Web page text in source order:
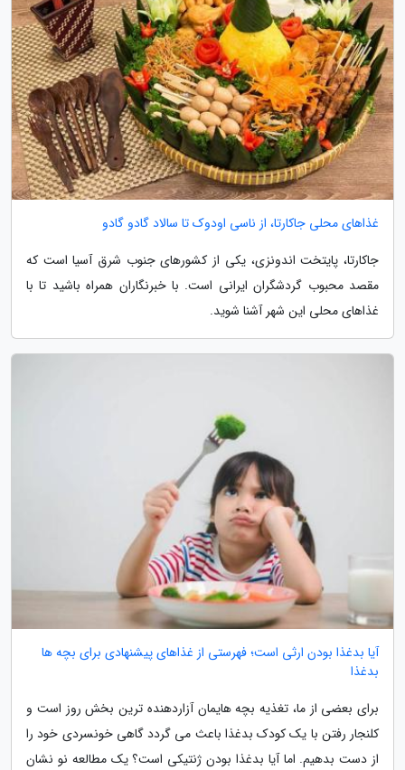
غذاهای محلی جاکارتا، از ناسی اودوک تا سالاد گادو گادو
جاکارتا، پایتخت اندونزی، یکی از کشورهای جنوب شرق آسیا است که
مقصد محبوب گردشگران ایرانی است. با خبرنگاران همراه باشید تا با
غذاهای محلی این شهر آشنا شوید.
آیا بدغذا بودن ارثی است؛ فهرستی از غذاهای پیشنهادی برای بچه ها
بدغذا
برای بعضی از ما، تغذیه بچه هایمان آزاردهنده ترین بخش روز است و
کلنجار رفتن با یک کودک بدغذا باعث می گردد گاهی خونسردی خود را
از دست بدهیم. اما آیا بدغذا بودن ژنتیکی است؟ یک مطالعه نو نشان